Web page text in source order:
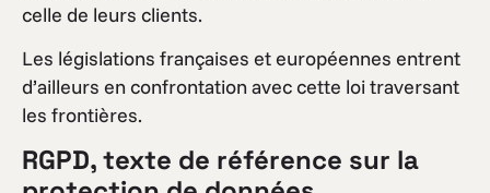
celle de leurs clients.
Les législations françaises et européennes entrent
d’ailleurs en confrontation avec cette loi traversant
les frontières.
RGPD, texte de référence sur la